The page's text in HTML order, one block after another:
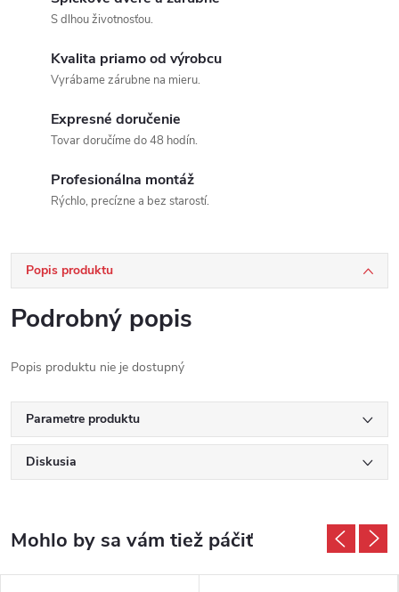
S dlhou životnosťou.
Kvalita priamo od výrobcu
Vyrábame zárubne na mieru.
Expresné doručenie
Tovar doručíme do 48 hodín.
Profesionálna montáž
Rýchlo, precízne a bez starostí.
Popis produktu
Podrobný popis
Popis produktu nie je dostupný
Parametre produktu
Diskusia